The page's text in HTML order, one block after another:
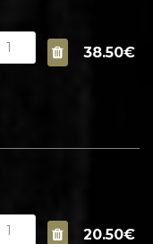
38.50€
20.50€